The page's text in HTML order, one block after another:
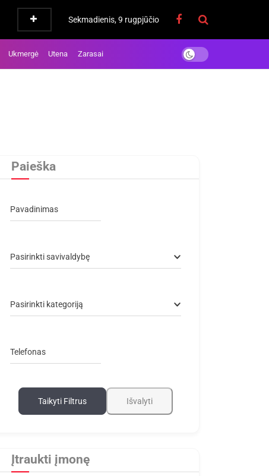
Sekmadienis, 9 rugpjūčio
Ukmergė Utena Zarasai
Paieška
Pavadinimas
Pasirinkti savivaldybę
Pasirinkti kategoriją
Telefonas
Taikyti Filtrus Išvalyti
Įtraukti įmonę